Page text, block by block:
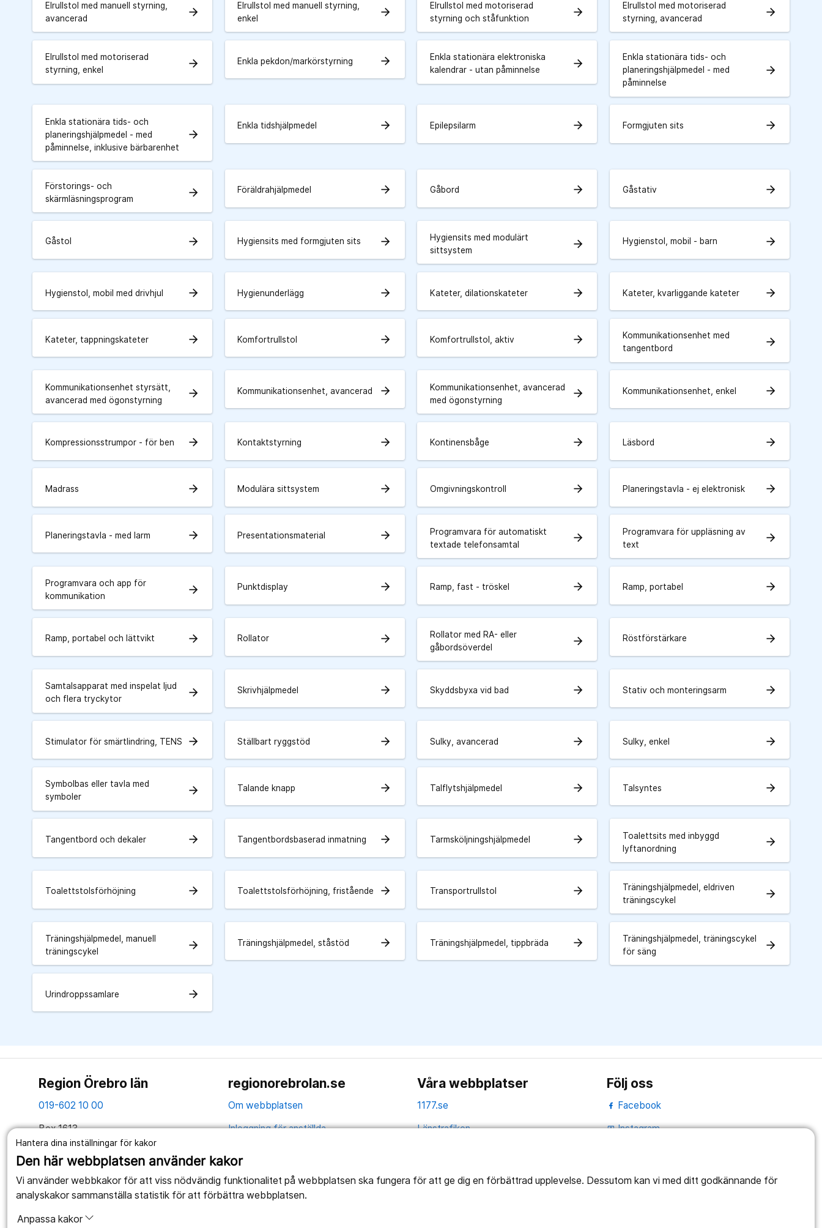
Hantera dina inställningar för kakor
Den här webbplatsen använder kakor
Vi använder webbkakor för att viss nödvändig funktionalitet på webbplatsen ska fungera för att ge dig en förbättrad upplevelse. Dessutom kan vi med ditt godkännande för
analyskakor sammanställa statistik för att förbättra webbplatsen.
Anpassa kakor
Elrullstol med manuell styrning,
avancerad
arrow_forward
Elrullstol med manuell styrning,
enkel
arrow_forward
Elrullstol med motoriserad
styrning och ståfunktion
arrow_forward
Elrullstol med motoriserad
styrning, avancerad
arrow_forward
Elrullstol med motoriserad
styrning, enkel
arrow_forward Enkla pekdon/markörstyrning arrow_forward
Enkla stationära elektroniska
kalendrar - utan påminnelse
arrow_forward
Enkla stationära tids- och
planeringshjälpmedel - med
påminnelse
arrow_forward
Enkla stationära tids- och
planeringshjälpmedel - med
påminnelse, inklusive bärbarenhet
arrow_forward
Enkla tidshjälpmedel arrow_forward Epilepsilarm arrow_forward Formgjuten sits arrow_forward
Förstorings- och
skärmläsningsprogram
arrow_forward Föräldrahjälpmedel arrow_forward Gåbord arrow_forward Gåstativ arrow_forward
Gåstol arrow_forward Hygiensits med formgjuten sits arrow_forward
Hygiensits med modulärt
sittsystem
arrow_forward Hygienstol, mobil - barn arrow_forward
Hygienstol, mobil med drivhjul arrow_forward Hygienunderlägg arrow_forward Kateter, dilationskateter arrow_forward Kateter, kvarliggande kateter arrow_forward
Kateter, tappningskateter arrow_forward Komfortrullstol arrow_forward Komfortrullstol, aktiv arrow_forward
Kommunikationsenhet med
tangentbord
arrow_forward
Kommunikationsenhet styrsätt,
avancerad med ögonstyrning
arrow_forward Kommunikationsenhet, avancerad arrow_forward
Kommunikationsenhet, avancerad
med ögonstyrning
arrow_forward Kommunikationsenhet, enkel arrow_forward
Kompressionsstrumpor - för ben arrow_forward Kontaktstyrning arrow_forward Kontinensbåge arrow_forward Läsbord arrow_forward
Madrass arrow_forward Modulära sittsystem arrow_forward Omgivningskontroll arrow_forward Planeringstavla - ej elektronisk arrow_forward
Planeringstavla - med larm arrow_forward Presentationsmaterial arrow_forward
Programvara för automatiskt
textade telefonsamtal
arrow_forward
Programvara för uppläsning av
text
arrow_forward
Programvara och app för
kommunikation
arrow_forward Punktdisplay arrow_forward Ramp, fast - tröskel arrow_forward Ramp, portabel arrow_forward
Ramp, portabel och lättvikt arrow_forward Rollator arrow_forward
Rollator med RA- eller
gåbordsöverdel
arrow_forward Röstförstärkare arrow_forward
Samtalsapparat med inspelat ljud
och flera tryckytor
arrow_forward Skrivhjälpmedel arrow_forward Skyddsbyxa vid bad arrow_forward Stativ och monteringsarm arrow_forward
Stimulator för smärtlindring, TENS arrow_forward Ställbart ryggstöd arrow_forward Sulky, avancerad arrow_forward Sulky, enkel arrow_forward
Symbolbas eller tavla med
symboler
arrow_forward Talande knapp arrow_forward Talflytshjälpmedel arrow_forward Talsyntes arrow_forward
Tangentbord och dekaler arrow_forward Tangentbordsbaserad inmatning arrow_forward Tarmsköljningshjälpmedel arrow_forward
Toalettsits med inbyggd
lyftanordning
arrow_forward
Toalettstolsförhöjning arrow_forward Toalettstolsförhöjning, fristående arrow_forward Transportrullstol arrow_forward
Träningshjälpmedel, eldriven
träningscykel
arrow_forward
Träningshjälpmedel, manuell
träningscykel
arrow_forward Träningshjälpmedel, ståstöd arrow_forward Träningshjälpmedel, tippbräda arrow_forward
Träningshjälpmedel, träningscykel
för säng
arrow_forward
Urindroppssamlare arrow_forward
Region Örebro län
019-602 10 00
Box 1613
701 16 Örebro
Tillsammans skapar vi ett bättre liv
regionorebrolan.se
Om webbplatsen
Inloggning för anställda
Webbplatsens tillgänglighet
Våra webbplatser
1177.se
Länstrafiken
Följ oss
Facebook
portraitInstagram